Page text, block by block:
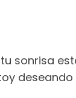
sonrisa